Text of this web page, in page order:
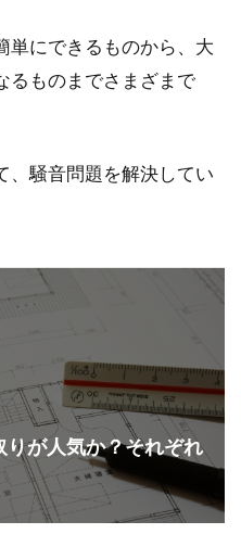
単にできるものから、大
るものまでさまざまで
、騒音問題を解決してい
が人気か？それぞれ